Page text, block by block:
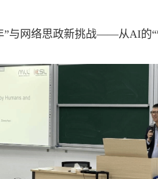
”与网络思政新挑战——从AI的“